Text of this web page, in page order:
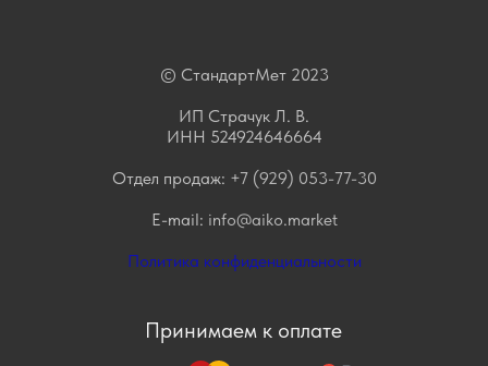
© СтандартМет 2023
ИП Страчук Л. В.
ИНН 524924646664
Отдел продаж: +7 (929) 053-77-30
E-mail: info@aiko.market
Политика конфиденциальности
Принимаем к оплате